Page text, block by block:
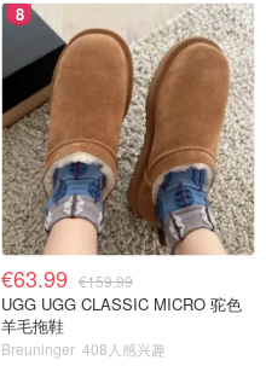
8
€63.99 €159.99
UGG UGG CLASSIC MICRO 驼色
羊毛拖鞋
Breuninger 408人感兴趣